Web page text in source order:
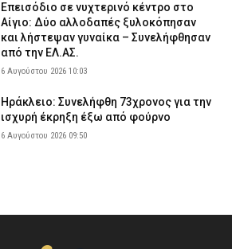
Επεισόδιο σε νυχτερινό κέντρο στο
Αίγιο: Δύο αλλοδαπές ξυλοκόπησαν
και λήστεψαν γυναίκα – Συνελήφθησαν
από την ΕΛ.ΑΣ.
6 Αυγούστου 2026 10:03
Ηράκλειο: Συνελήφθη 73χρονος για την
ισχυρή έκρηξη έξω από φούρνο
6 Αυγούστου 2026 09:50